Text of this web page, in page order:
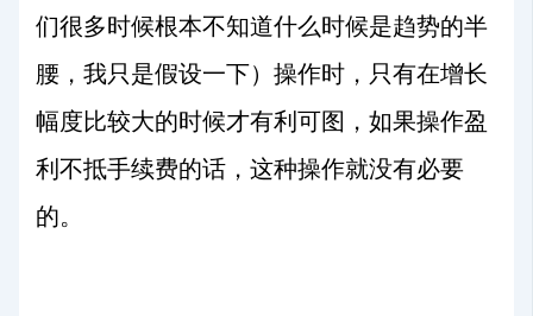
们很多时候根本不知道什么时候是趋势的半
腰，我只是假设一下）操作时，只有在增长
幅度比较大的时候才有利可图，如果操作盈
利不抵手续费的话，这种操作就没有必要
的。